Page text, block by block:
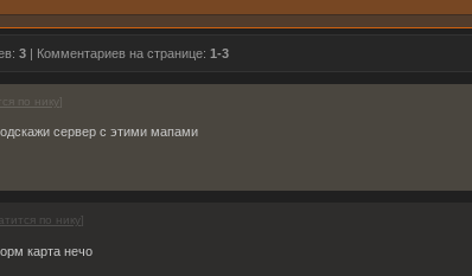
3 | Комментариев на странице: 1-3
по нику ]
сервер с этими мапами
по нику
карта нечо